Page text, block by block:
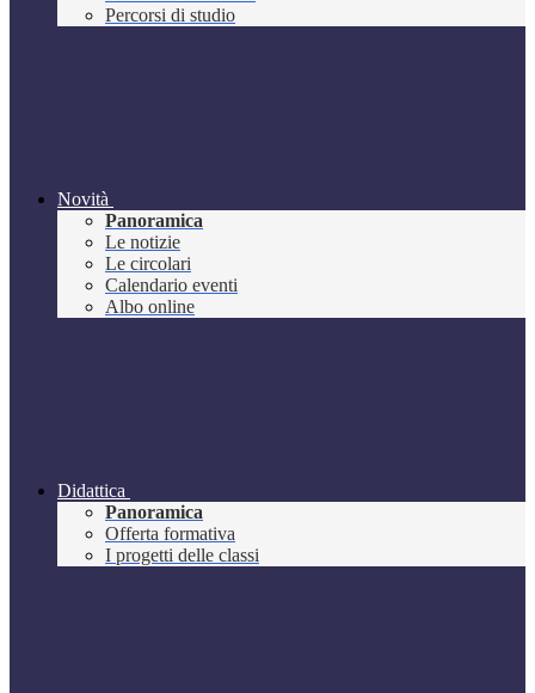
Percorsi di studio
Novità
Panoramica
Le notizie
Le circolari
Calendario eventi
Albo online
Didattica
Panoramica
Offerta formativa
I progetti delle classi